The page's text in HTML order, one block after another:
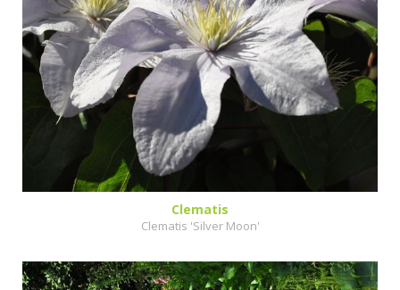
Clematis
Clematis 'Silver Moon'